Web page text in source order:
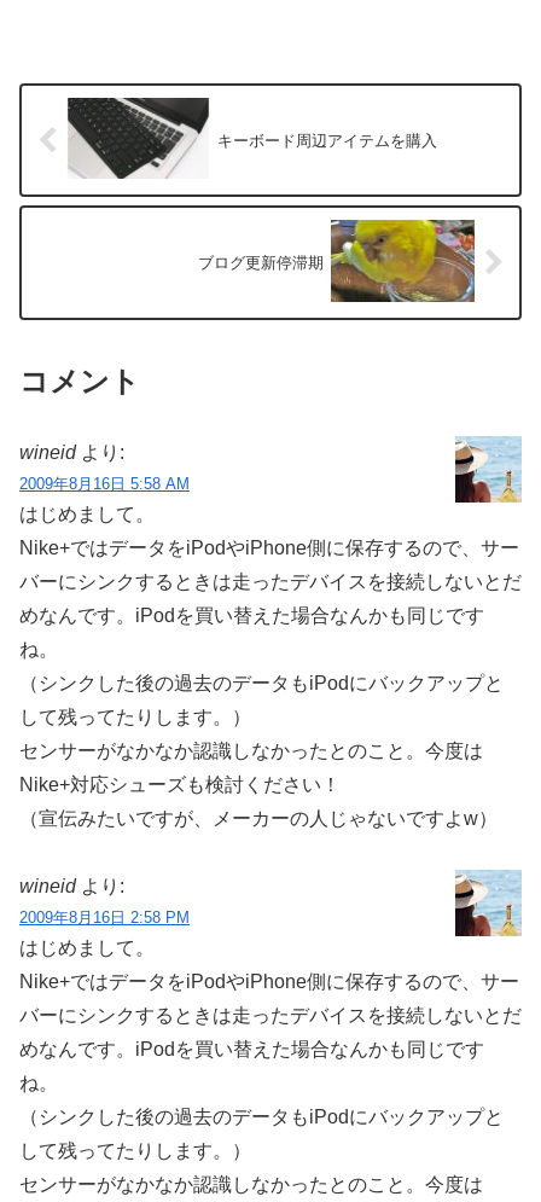
キーボード周辺アイテムを購入
ブログ更新停滞期
コメント
wineid より:
2009年8月16日 5:58 AM
はじめまして。
Nike+ではデータをiPodやiPhone側に保存するので、サー
バーにシンクするときは走ったデバイスを接続しないとだ
めなんです。iPodを買い替えた場合なんかも同じです
ね。
（シンクした後の過去のデータもiPodにバックアップと
して残ってたりします。）
センサーがなかなか認識しなかったとのこと。今度は
Nike+対応シューズも検討ください！
（宣伝みたいですが、メーカーの人じゃないですよw）
wineid より:
2009年8月16日 2:58 PM
はじめまして。
Nike+ではデータをiPodやiPhone側に保存するので、サー
バーにシンクするときは走ったデバイスを接続しないとだ
めなんです。iPodを買い替えた場合なんかも同じです
ね。
（シンクした後の過去のデータもiPodにバックアップと
して残ってたりします。）
センサーがなかなか認識しなかったとのこと。今度は